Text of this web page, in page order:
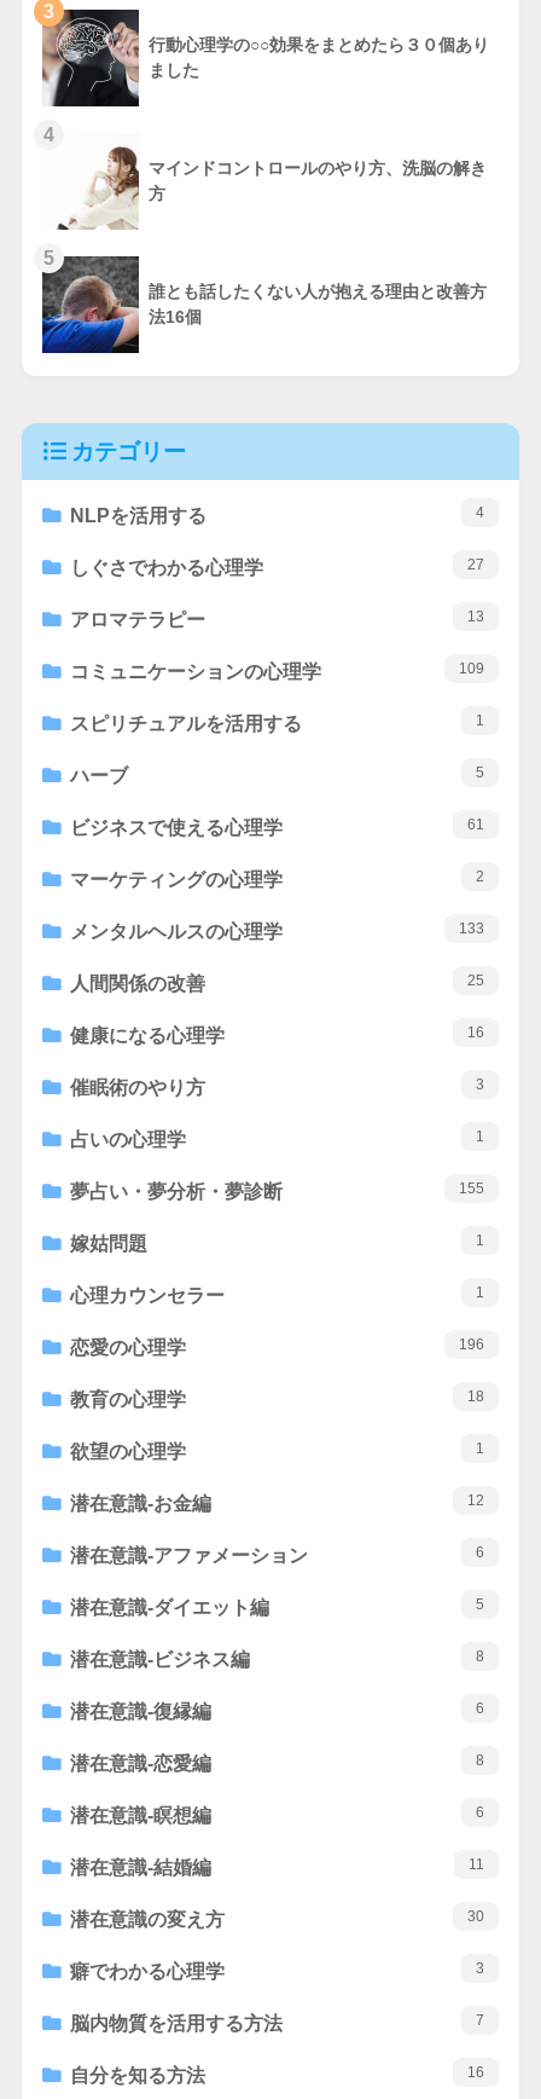
3
行動心理学の○○効果をまとめたら３０個あり
ました
4
マインドコントロールのやり方、洗脳の解き
方
5
誰とも話したくない人が抱える理由と改善方
法16個
カテゴリー
NLPを活用する 4
しぐさでわかる心理学 27
アロマテラピー 13
コミュニケーションの心理学 109
スピリチュアルを活用する 1
ハーブ 5
ビジネスで使える心理学 61
マーケティングの心理学 2
メンタルヘルスの心理学 133
人間関係の改善 25
健康になる心理学 16
催眠術のやり方 3
占いの心理学 1
夢占い・夢分析・夢診断 155
嫁姑問題 1
心理カウンセラー 1
恋愛の心理学 196
教育の心理学 18
欲望の心理学 1
潜在意識-お金編 12
潜在意識-アファメーション 6
潜在意識-ダイエット編 5
潜在意識-ビジネス編 8
潜在意識-復縁編 6
潜在意識-恋愛編 8
潜在意識-瞑想編 6
潜在意識-結婚編 11
潜在意識の変え方 30
癖でわかる心理学 3
脳内物質を活用する方法 7
自分を知る方法 16